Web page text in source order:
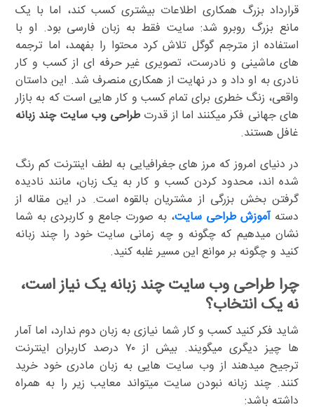
قرارداد بزرگ همکاری اطلاعات بیشتری کسب کند، اما با یک
مانع بزرگ روبرو شد: سایت فقط به زبان فارسی بود. او با
استفاده از مترجم گوگل تلاش کرد محتوا را بفهمد، اما ترجمه
های ماشینی و نادرست، تصویری غیر حرفه ای از کسب و کار
نادری به او داد و در نهایت از همکاری منصرف شد. این داستان
واقعی، زنگ خطری برای تمام کسب و کار هایی است که به بازار
های جهانی فکر میکنند اما از قدرتطراحی وب سایت چند زبانه
غافل هستند.
در دنیای امروز که مرز های جغرافیایی به لطف اینترنت کم رنگ
شده اند، محدود کردن کسب و کار به یک زبان، مانند نادیده
گرفتن بخش بزرگی از مشتریان بالقوه است. در این مقاله از
دستهآموزش طراحی سایت، به صورت جامع و کاربردی به شما
نشان میدهیم که چگونه و چه زمانی سایت خود را چند زبانه
کنید و چگونه بر موانع این مسیر غلبه کنید.
چرا طراحی وب سایت چند زبانه یک نیاز است،
نه یک انتخاب؟
شاید فکر کنید کسب و کار شما نیازی به زبان دوم ندارد، اما آمار
ها چیز دیگری میگویند. بیش از ۷۰ درصد کاربران اینترنت
ترجیح میدهند از وب سایت هایی به زبان مادری خود خرید
کنند. چند زبانه نبودن سایت میتواند معایب زیر را به همراه
داشته باشد: